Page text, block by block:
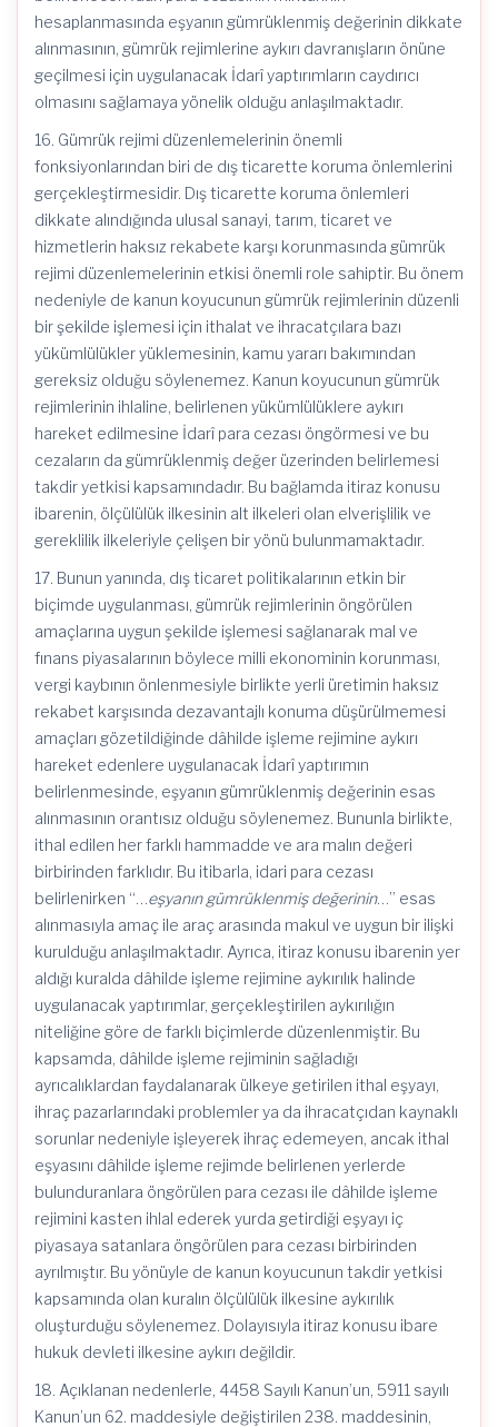
hesaplanmasında eşyanın gümrüklenmiş değerinin dikkate
alınmasının, gümrük rejimlerine aykırı davranışların önüne
geçilmesi için uygulanacak İdarî yaptırımların caydırıcı
olmasını sağlamaya yönelik olduğu anlaşılmaktadır.
16. Gümrük rejimi düzenlemelerinin önemli
fonksiyonlarından biri de dış ticarette koruma önlemlerini
gerçekleştirmesidir. Dış ticarette koruma önlemleri
dikkate alındığında ulusal sanayi, tarım, ticaret ve
hizmetlerin haksız rekabete karşı korunmasında gümrük
rejimi düzenlemelerinin etkisi önemli role sahiptir. Bu önem
nedeniyle de kanun koyucunun gümrük rejimlerinin düzenli
bir şekilde işlemesi için ithalat ve ihracatçılara bazı
yükümlülükler yüklemesinin, kamu yararı bakımından
gereksiz olduğu söylenemez. Kanun koyucunun gümrük
rejimlerinin ihlaline, belirlenen yükümlülüklere aykırı
hareket edilmesine İdarî para cezası öngörmesi ve bu
cezaların da gümrüklenmiş değer üzerinden belirlemesi
takdir yetkisi kapsamındadır. Bu bağlamda itiraz konusu
ibarenin, ölçülülük ilkesinin alt ilkeleri olan elverişlilik ve
gereklilik ilkeleriyle çelişen bir yönü bulunmamaktadır.
17. Bunun yanında, dış ticaret politikalarının etkin bir
biçimde uygulanması, gümrük rejimlerinin öngörülen
amaçlarına uygun şekilde işlemesi sağlanarak mal ve
fınans piyasalarının böylece milli ekonominin korunması,
vergi kaybının önlenmesiyle birlikte yerli üretimin haksız
rekabet karşısında dezavantajlı konuma düşürülmemesi
amaçları gözetildiğinde dâhilde işleme rejimine aykırı
hareket edenlere uygulanacak İdarî yaptırımın
belirlenmesinde, eşyanın gümrüklenmiş değerinin esas
alınmasının orantısız olduğu söylenemez. Bununla birlikte,
ithal edilen her farklı hammadde ve ara malın değeri
birbirinden farklıdır. Bu itibarla, idari para cezası
belirlenirken “…eşyanın gümrüklenmiş değerinin…” esas
alınmasıyla amaç ile araç arasında makul ve uygun bir ilişki
kurulduğu anlaşılmaktadır. Ayrıca, itiraz konusu ibarenin yer
aldığı kuralda dâhilde işleme rejimine aykırılık halinde
uygulanacak yaptırımlar, gerçekleştirilen aykırılığın
niteliğine göre de farklı biçimlerde düzenlenmiştir. Bu
kapsamda, dâhilde işleme rejiminin sağladığı
ayrıcalıklardan faydalanarak ülkeye getirilen ithal eşyayı,
ihraç pazarlarındaki problemler ya da ihracatçıdan kaynaklı
sorunlar nedeniyle işleyerek ihraç edemeyen, ancak ithal
eşyasını dâhilde işleme rejimde belirlenen yerlerde
bulunduranlara öngörülen para cezası ile dâhilde işleme
rejimini kasten ihlal ederek yurda getirdiği eşyayı iç
piyasaya satanlara öngörülen para cezası birbirinden
ayrılmıştır. Bu yönüyle de kanun koyucunun takdir yetkisi
kapsamında olan kuralın ölçülülük ilkesine aykırılık
oluşturduğu söylenemez. Dolayısıyla itiraz konusu ibare
hukuk devleti ilkesine aykırı değildir.
18. Açıklanan nedenlerle, 4458 Sayılı Kanun’un, 5911 sayılı
Kanun’un 62. maddesiyle değiştirilen 238. maddesinin,